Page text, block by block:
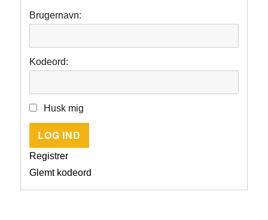
Brugernavn:
Kodeord:
Husk mig
LOG IND
Registrer
Glemt kodeord